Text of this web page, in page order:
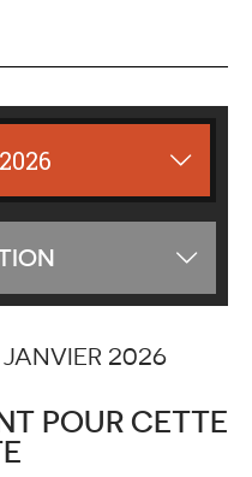
les
2026
POUR CETTE